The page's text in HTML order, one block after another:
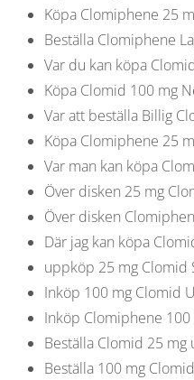
Köpa Clomiphene 25
Beställa Clomiphene
Var du kan köpa
Köpa Clomid 100 mg
Var att beställa Billig
Köpa Clomiphene 25
Var man kan köpa
Över disken 25 mg
Över disken
Där jag kan köpa
uppköp 25 mg Clomid
Inköp 100 mg Clomid
Inköp Clomiphene
Beställa Clomid 25
Beställa 100 mg